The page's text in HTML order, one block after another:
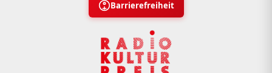
Barrierefreiheit